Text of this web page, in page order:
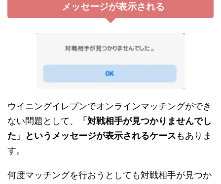
メッセージが表示される
ウイニングイレブンでオンラインマッチングができ
ない問題として、
「対戦相手が見つかりませんでし
た」というメッセージが表示されるケースもありま
す。
何度マッチングを行おうとしても対戦相手が見つか